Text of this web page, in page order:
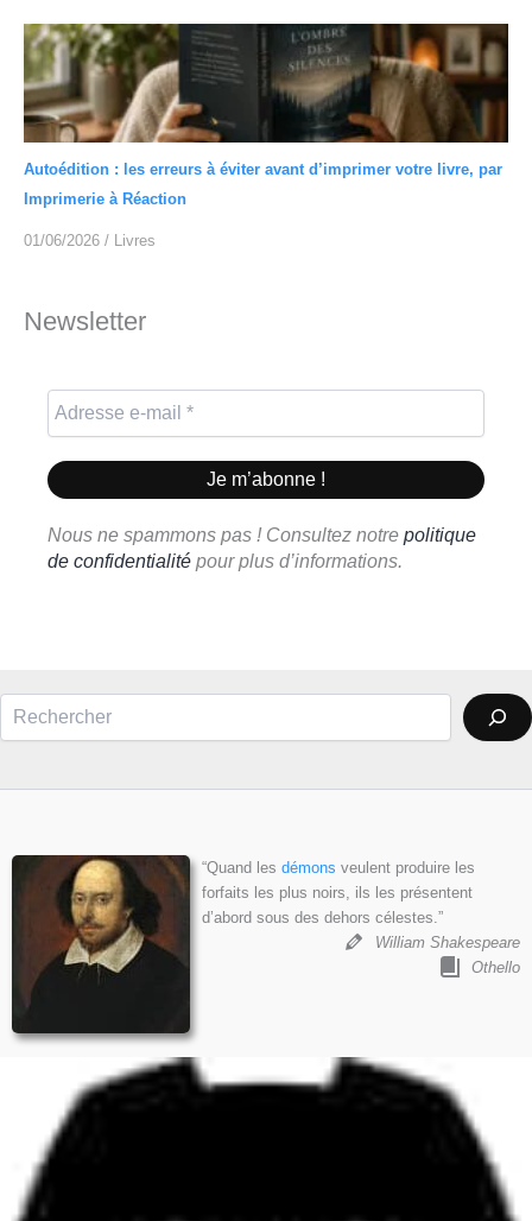
Autoédition : les erreurs à éviter avant d’imprimer votre livre, par
Imprimerie à Réaction
01/06/2026 / Livres
Newsletter
Nous ne spammons pas ! Consultez notre politique
de confidentialité pour plus d’informations.
“Quand les démons veulent produire les
forfaits les plus noirs, ils les présentent
d’abord sous des dehors célestes.”
William Shakespeare
Othello